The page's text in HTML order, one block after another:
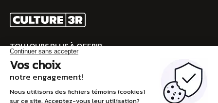
TOUJOURS PLUS À OFFRIR
Rendez-vous sur CULTURE 3R pour la programmation
complète!
VISITEZ CULTURE 3R